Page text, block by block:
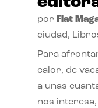
por Flat
ciudad,
Para
calor, de
a unas
nos